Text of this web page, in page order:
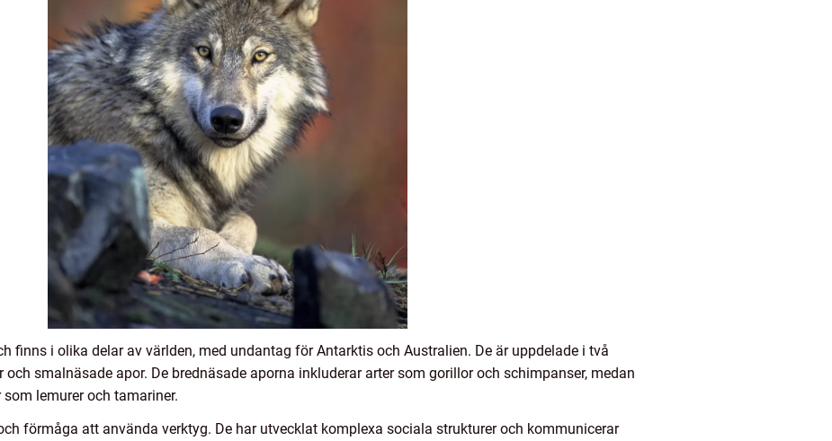
finns i olika delar av världen, med undantag för Antarktis och Australien. De är uppdelade i två
smalnäsade apor. De brednäsade aporna inkluderar arter som gorillor och schimpanser, medan
lemurer och tamariner.
förmåga att använda verktyg. De har utvecklat komplexa sociala strukturer och kommunicerar